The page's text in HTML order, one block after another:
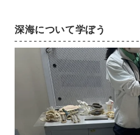
深海について学ぼう